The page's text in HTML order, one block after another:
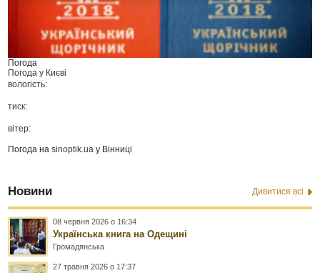
Погода
Погода у Києві
вологість:
тиск:
вітер:
Погода наsinoptik.ua у Вінниці
Новини Дивитися всі
08 червня 2026 о 16:34
Українська книга на Одещині
Громадянська
27 травня 2026 о 17:37